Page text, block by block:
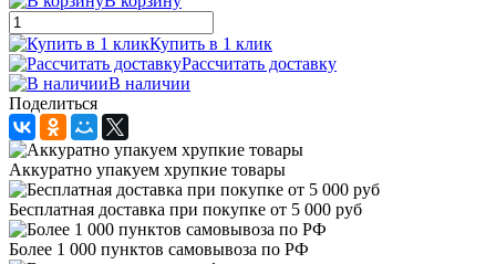
Купить в 1 клик
Рассчитать доставку
В наличии
Поделиться
Аккуратно упакуем хрупкие товары
Бесплатная доставка при покупке от 5 000 руб
Более 1 000 пунктов самовывоза по РФ